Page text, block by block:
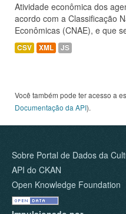
Atividade econômica dos
acordo com a Classificação
Econômicas (CNAE), e que
CSV XML JS
Você também pode ter acesso a
Documentação da API).
Sobre Portal de Dados da
API do CKAN
Open Knowledge Foundation